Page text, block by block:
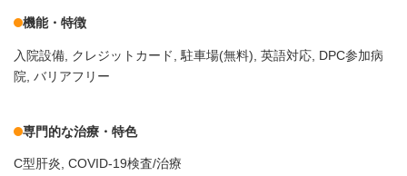
機能・特徴
入院設備 クレジットカード 駐車場(無料) 英語対応 DPC参加病
院 バリアフリー
専門的な治療・特色
C型肝炎 COVID-19検査/治療